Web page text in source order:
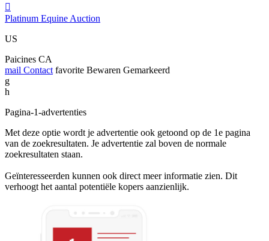

Platinum Equine Auction
US
Paicines CA
mail Contact favorite Bewaren Gemarkeerd
g
h
Pagina-1-advertenties
Met deze optie wordt je advertentie ook getoond op de 1e pagina
van de zoekresultaten. Je advertentie zal boven de normale
zoekresultaten staan.
Geïnteresseerden kunnen ook direct meer informatie zien. Dit
verhoogt het aantal potentiële kopers aanzienlijk.